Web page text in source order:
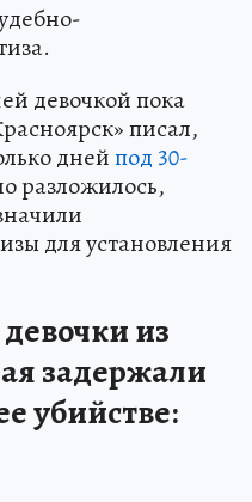
девочкой пока
писал,
днейпод 30-
разложилось,
для установления
из
задержали
убийстве: